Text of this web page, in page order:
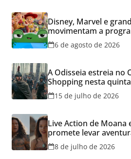
Disney, Marvel e
movimentam a
do Aparecida Shopping
6 de agosto de 2026
A Odisseia estreia no
Shopping nesta
15 de julho de 2026
Live Action de Moana
promete levar
Cineflix do Aparecida
8 de julho de 2026